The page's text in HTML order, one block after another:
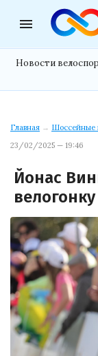
menu
Новости
Главная → Шоссейные
23/02/2025 — 19:46
Йонас